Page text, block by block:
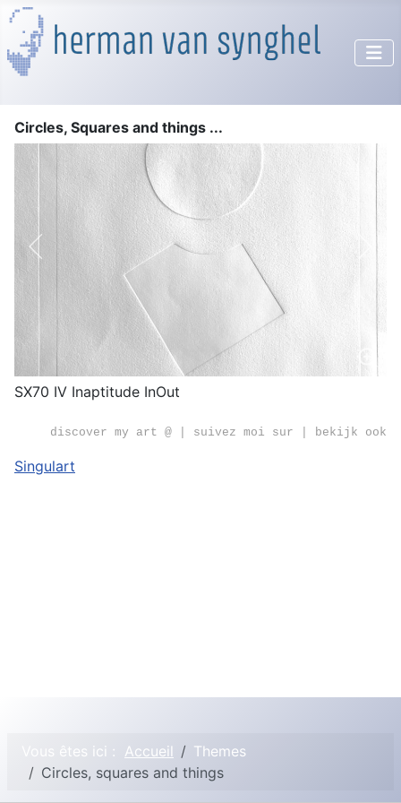
Circles, Squares and things ...
SX70 IV Inaptitude InOut
discover my art @ | suivez moi sur | bekijk ook
Singulart
Vous êtes ici : Accueil
Themes
Circles, squares and things